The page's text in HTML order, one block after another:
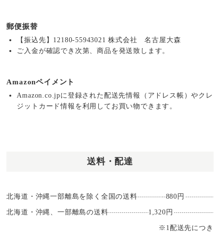
郵便振替
【振込先】12180-55943021 株式会社 名古屋大森
ご入金が確認でき次第、商品を発送致します。
Amazonペイメント
Amazon.co.jpに登録された配送先情報（アドレス帳）やクレ
ジットカード情報を利用してお買い物できます。
送料・配達
北海道・沖縄一部離島を除く全国の送料 880円
北海道・沖縄、一部離島の送料 1,320円
※1配送先につき